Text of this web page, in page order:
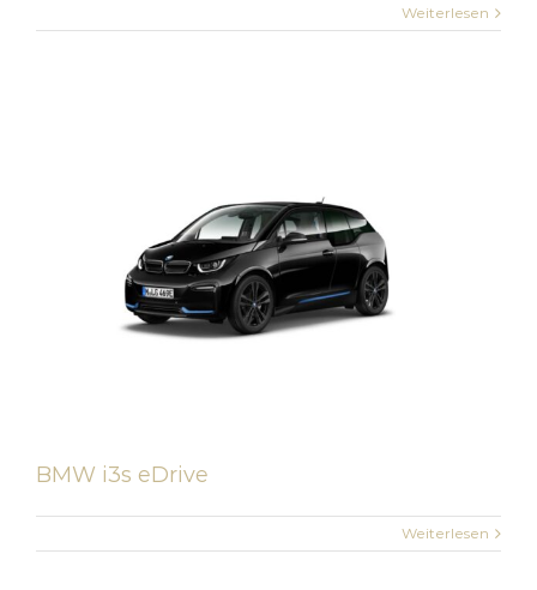
Weiterlesen
BMW i3s eDrive
Weiterlesen